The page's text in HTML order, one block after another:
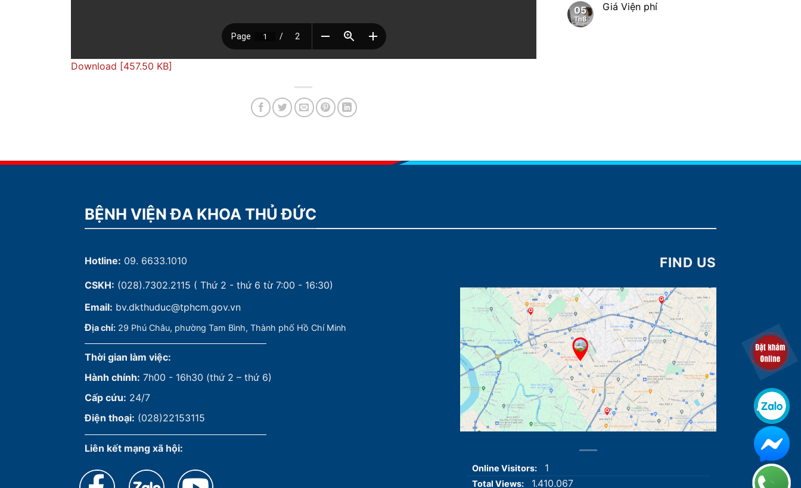
Download [457.50 KB]
05
Th8
Giá Viện phí
BỆNH VIỆN ĐA KHOA THỦ ĐỨC
Hotline: 09. 6633.1010
CSKH: (028).7302.2115 ( Thứ 2 - thứ 6 từ 7:00 - 16:30)
Email: bv.dkthuduc@tphcm.gov.vn
Địa chỉ: 29 Phú Châu, phường Tam Bình, Thành phố Hồ Chí Minh
Thời gian làm việc:
Hành chính: 7h00 - 16h30 (thứ 2 – thứ 6)
Cấp cứu: 24/7
Điện thoại: (028)22153115
Liên kết mạng xã hội:
FIND US
Online Visitors: 1
Total Views: 1.410.067